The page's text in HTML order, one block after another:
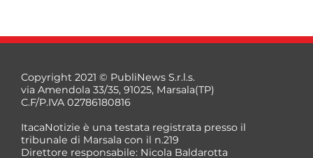
Copyright 2021 © PubliNews S.r.l.s.
via Amendola 33/35, 91025, Marsala(TP)
C.F/P.IVA 02786180816
ItacaNotizie è una testata registrata presso il
tribunale di Marsala con il n.219
Direttore responsabile: Nicola Baldarotta